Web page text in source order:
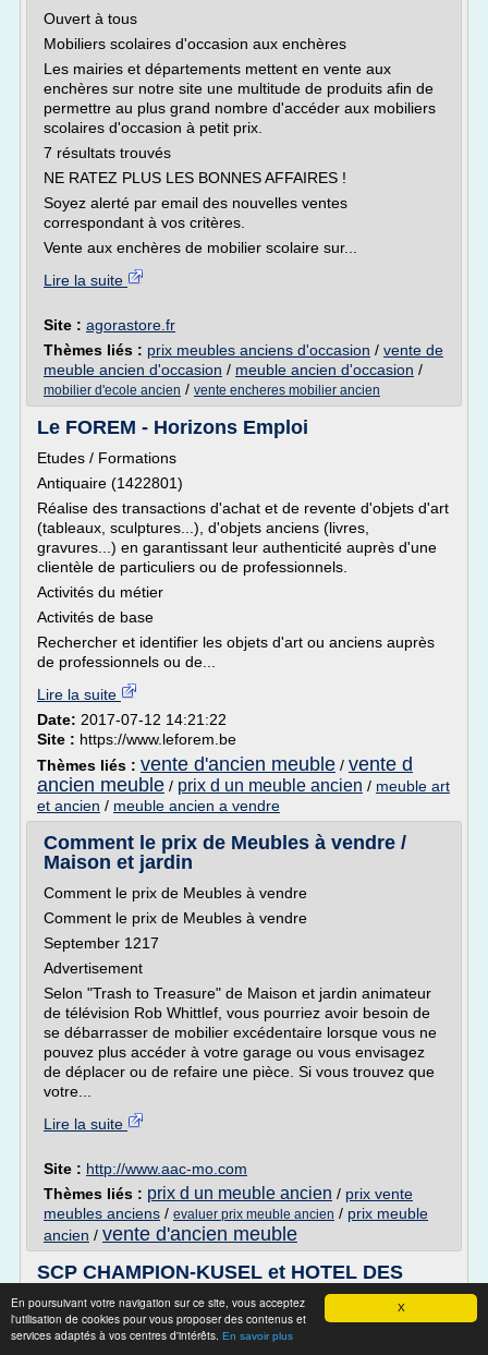
X
En poursuivant votre navigation sur ce site, vous acceptez
l'utilisation de cookies pour vous proposer des contenus et
services adaptés à vos centres d'intérêts. En savoir plus
Ouvert à tous
Mobiliers scolaires d'occasion aux enchères
Les mairies et départements mettent en vente aux
enchères sur notre site une multitude de produits afin de
permettre au plus grand nombre d'accéder aux mobiliers
scolaires d'occasion à petit prix.
7 résultats trouvés
NE RATEZ PLUS LES BONNES AFFAIRES !
Soyez alerté par email des nouvelles ventes
correspondant à vos critères.
Vente aux enchères de mobilier scolaire sur...
Lire la suite
Site : agorastore.fr
Thèmes liés : prix meubles anciens d'occasion / vente de
meuble ancien d'occasion / meuble ancien d'occasion /
mobilier d'ecole ancien / vente encheres mobilier ancien
Le FOREM - Horizons Emploi
Etudes / Formations
Antiquaire (1422801)
Réalise des transactions d'achat et de revente d'objets d'art
(tableaux, sculptures...), d'objets anciens (livres,
gravures...) en garantissant leur authenticité auprès d'une
clientèle de particuliers ou de professionnels.
Activités du métier
Activités de base
Rechercher et identifier les objets d'art ou anciens auprès
de professionnels ou de...
Lire la suite
Date: 2017-07-12 14:21:22
Site : https://www.leforem.be
Thèmes liés : vente d'ancien meuble / vente d
ancien meuble / prix d un meuble ancien / meuble art
et ancien / meuble ancien a vendre
Comment le prix de Meubles à vendre /
Maison et jardin
Comment le prix de Meubles à vendre
Comment le prix de Meubles à vendre
September 1217
Advertisement
Selon "Trash to Treasure" de Maison et jardin animateur
de télévision Rob Whittlef, vous pourriez avoir besoin de
se débarrasser de mobilier excédentaire lorsque vous ne
pouvez plus accéder à votre garage ou vous envisagez
de déplacer ou de refaire une pièce. Si vous trouvez que
votre...
Lire la suite
Site : http://www.aac-mo.com
Thèmes liés : prix d un meuble ancien / prix vente
meubles anciens / evaluer prix meuble ancien / prix meuble
ancien / vente d'ancien meuble
SCP CHAMPION-KUSEL et HOTEL DES
SCP CHAMPION-KUSEL et HOTEL DES VENTES DE
NIMES